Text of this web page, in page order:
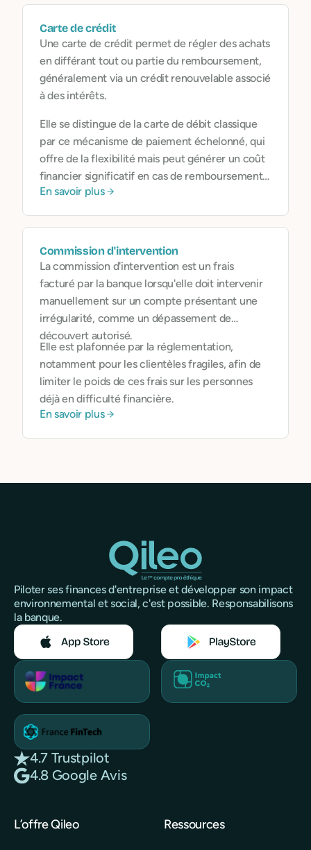
Carte de crédit
Une carte de crédit permet de régler des achats
en différant tout ou partie du remboursement,
généralement via un crédit renouvelable associé
à des intérêts.
Elle se distingue de la carte de débit classique
par ce mécanisme de paiement échelonné, qui
offre de la flexibilité mais peut générer un coût
financier significatif en cas de remboursement
étalé.
En savoir plus
Commission d'intervention
La commission d'intervention est un frais
facturé par la banque lorsqu'elle doit intervenir
manuellement sur un compte présentant une
irrégularité, comme un dépassement de
découvert autorisé.
Elle est plafonnée par la réglementation,
notamment pour les clientèles fragiles, afin de
limiter le poids de ces frais sur les personnes
déjà en difficulté financière.
En savoir plus
Piloter ses finances d'entreprise et développer son impact
environnemental et social, c'est possible. Responsabilisons
la banque.
4.7 Trustpilot
4.8 Google Avis
L’offre Qileo Ressources